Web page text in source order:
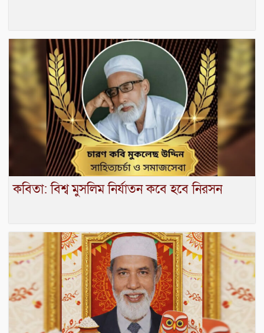
কবিতা: বিশ্ব মুসলিম নির্যাতন কবে হবে নিরসন